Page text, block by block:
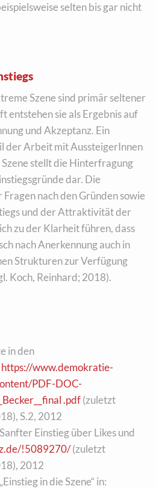
selten bis gar nicht
Szene sind primär seltener
entstehen sie als Ergebnis auf
und Akzeptanz. Ein
der Arbeit mit AussteigerInnen
stellt die Hinterfragung
dar. Die
nach den Gründen sowie
und der Attraktivität der
zu der Klarheit führen, dass
nach Anerkennung auch in
Strukturen zur Verfügung
Koch, Reinhard; 2018).
in den
https://www.demokratie-
PDF-DOC-
.pdf(zuletzt
S.2, 2012
Einstieg über Likes und
!5089270/(zuletzt
2012
in die Szene“ in: